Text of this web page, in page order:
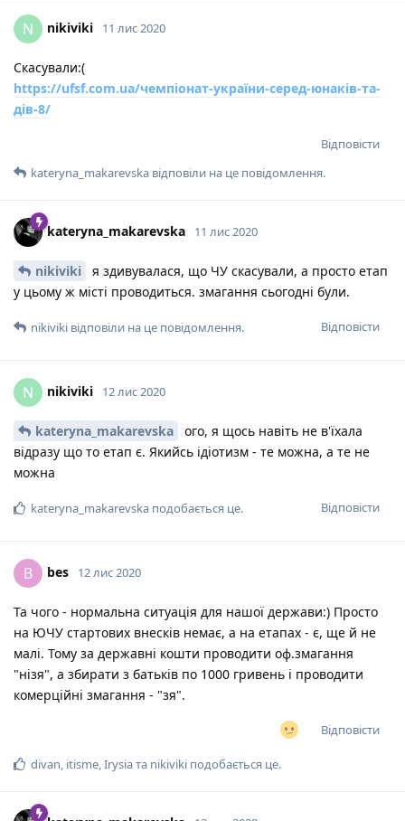
N nikiviki 11 лис 2020
Скасували:(
https://ufsf.com.ua/чемпіонат-україни-серед-юнаків-та-
дів-8/
Відповісти
kateryna_makarevska відповіли на це повідомлення.
kateryna_makarevska 11 лис 2020
nikiviki
я здивувалася, що ЧУ скасували, а просто етап
у цьому ж місті проводиться. змагання сьогодні були.
Відповісти
nikiviki відповіли на це повідомлення.
N nikiviki 12 лис 2020
kateryna_makarevska
ого, я щось навіть не в'їхала
відразу що то етап є. Якийсь ідіотизм - те можна, а те не
можна
Відповісти
kateryna_makarevska подобається це.
B bes 12 лис 2020
Та чого - нормальна ситуація для нашої держави:) Просто
на ЮЧУ стартових внесків немає, а на етапах - є, ще й не
малі. Тому за державні кошти проводити оф.змагання
"нізя", а збирати з батьків по 1000 гривень і проводити
комерційні змагання - "зя".
Відповісти
divan, itisme,Irysiaта nikiviki подобається це.